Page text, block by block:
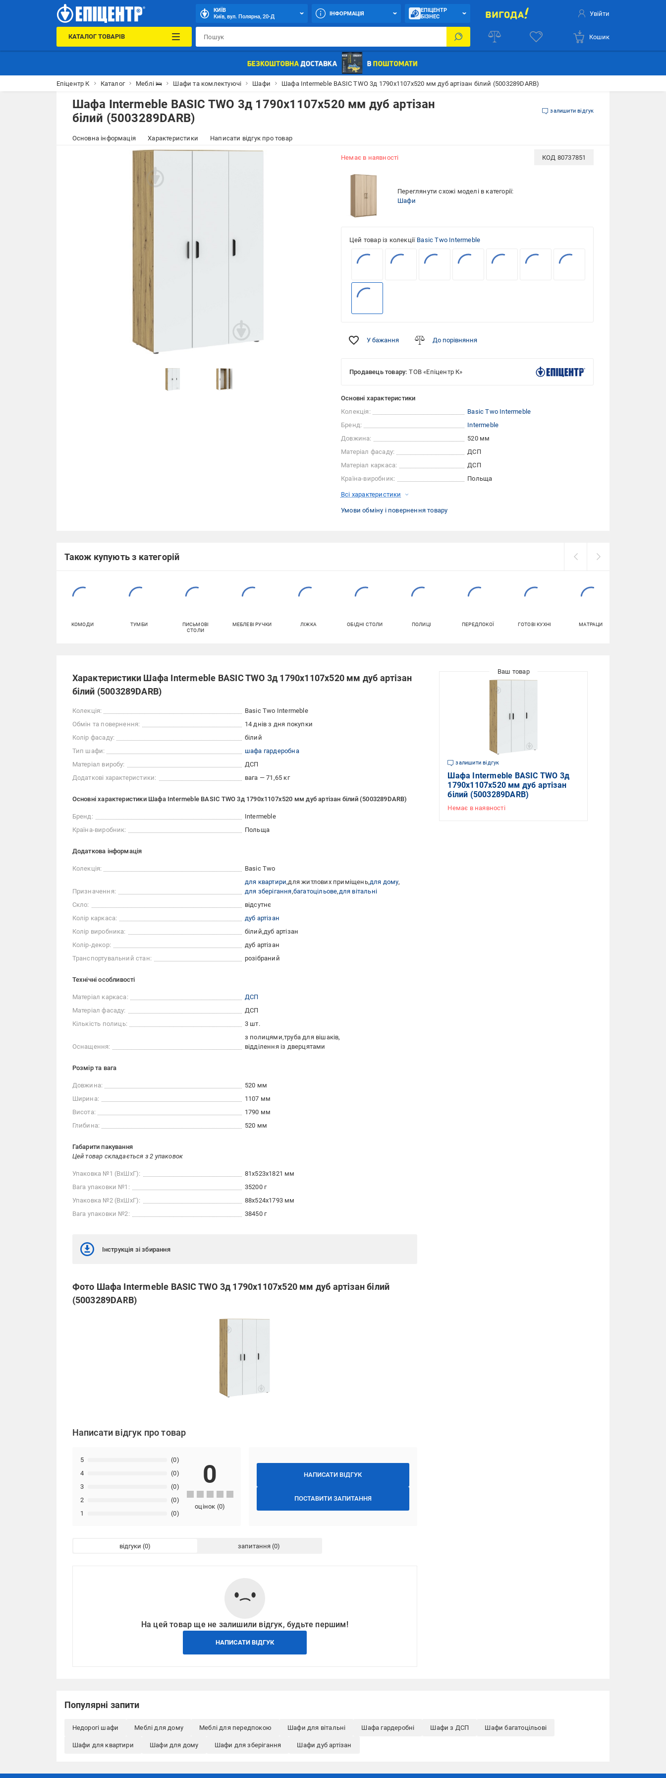
КИЇВ
Київ, вул. Полярна, 20-Д
ІНФОРМАЦІЯ
ЕПІЦЕНТР
БІЗНЕС
Увійти
КАТАЛОГ ТОВАРІВ Кошик
Епіцентр К Каталог Меблі 🛌 Шафи та комлектуючі Шафи Шафа Intermeble BASIC TWO 3д 1790х1107х520 мм дуб артізан білий (5003289DARB)
Шафа Intermeble BASIC TWO 3д 1790х1107х520 мм дуб артізан
білий (5003289DARB)
залишити відгук
Основна інформація Характеристики Написати відгук про товар
Немає в наявності КОД 80737851
Переглянути схожі моделі в категорії:
Шафи
Цей товар із колекції Basic Two Intermeble
У бажання До порівняння
Продавець товару: ТОВ «Епіцентр К»
Основні характеристики
Колекція:
Basic Two Intermeble
Бренд:
Intermeble
Довжина:
520 мм
Матеріал фасаду:
ДСП
Матеріал каркаса:
ДСП
Країна-виробник:
Польща
Всі характеристики
Умови обміну і повернення товару
Також купують з категорій
КОМОДИ ТУМБИ
ПИСЬМОВІ
СТОЛИ
МЕБЛЕВІ РУЧКИ ЛІЖКА ОБІДНІ СТОЛИ ПОЛИЦІ ПЕРЕДПОКОЇ ГОТОВІ КУХНІ МАТРАЦИ
Характеристики Шафа Intermeble BASIC TWO 3д 1790х1107х520 мм дуб артізан
білий (5003289DARB)
Колекція:
Basic Two Intermeble
Обмін та повернення:
14 днів з дня покупки
Колір фасаду:
білий
Тип шафи:
шафа гардеробна
Матеріал виробу:
ДСП
Додаткові характеристики:
вага — 71,65 кг
Основні характеристики Шафа Intermeble BASIC TWO 3д 1790х1107х520 мм дуб артізан білий (5003289DARB)
Бренд:
Intermeble
Країна-виробник:
Польща
Додаткова інформація
Колекція: Basic Two
Призначення:
для квартири для житлових приміщень для дому
для зберігання багатоцільове для вітальні
Скло:
відсутнє
Колір каркаса:
дуб артізан
Колір виробника:
білий дуб артізан
Колір-декор:
дуб артізан
Транспортувальний стан:
розібраний
Технічні особливості
Матеріал каркаса:
ДСП
Матеріал фасаду:
ДСП
Кількість полиць:
3 шт.
Оснащення:
з полицями труба для вішаків
відділення із дверцятами
Розмір та вага
Довжина:
520 мм
Ширина:
1107 мм
Висота:
1790 мм
Глибина:
520 мм
Габарити пакування
Цей товар складається з 2 упаковок
Упаковка №1 (ВхШхГ):
81x523x1821 мм
Вага упаковки №1:
35200 г
Упаковка №2 (ВхШхГ):
88x524x1793 мм
Вага упаковки №2:
38450 г
Інструкція зі збирання
Фото Шафа Intermeble BASIC TWO 3д 1790х1107х520 мм дуб артізан білий
(5003289DARB)
Написати відгук про товар
НАПИСАТИ ВІДГУК
ПОСТАВИТИ ЗАПИТАННЯ
1 (0)
2 (0)
3 (0)
4 (0)
5 (0)
0
оцінок (0)
відгуки запитання
На цей товар ще не залишили відгук, будьте першим!
НАПИСАТИ ВІДГУК
залишити відгук
Шафа Intermeble BASIC TWO 3д
1790х1107х520 мм дуб артізан
білий (5003289DARB)
Немає в наявності
Популярні запити
Недорогі шафи Меблі для дому Меблі для передпокою Шафи для вітальні Шафа гардеробні Шафи з ДСП Шафи багатоцільові
Шафи для квартири Шафи для дому Шафи для зберігання Шафи дуб артізан